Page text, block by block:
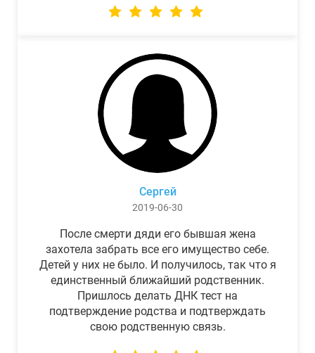
Сергей
2019-06-30
После смерти дяди его бывшая жена
захотела забрать все его имущество себе.
Детей у них не было. И получилось, так что я
единственный ближайший родственник.
Пришлось делать ДНК тест на
подтверждение родства и подтверждать
свою родственную связь.